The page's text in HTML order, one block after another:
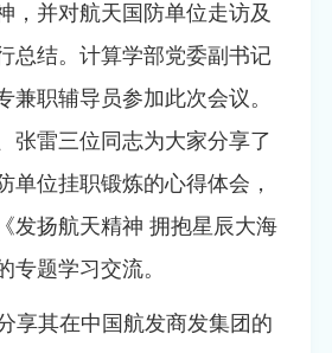
，并对航天国防单位走访及
总结。计算学部党委副书记
兼职辅导员参加此次会议。
张雷三位同志为大家分享了
单位挂职锻炼的心得体会，
发扬航天精神 拥抱星辰大海
专题学习交流。
享其在中国航发商发集团的